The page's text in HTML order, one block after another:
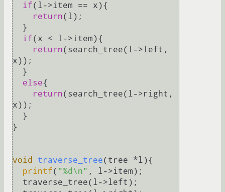
if(l->item == x){
return(l);
if(x < l->item){
return(search_tree(l->left,
x));
else{
return(search_tree(l->right,
x));
}
void traverse_tree(tree *l){
printf( "%d\n" , l->item);